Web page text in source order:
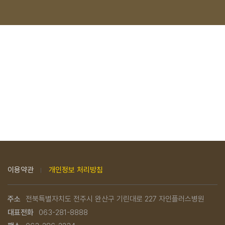
이용약관 개인정보 처리방침
주소
전북특별자치도 전주시 완산구 기린대로 227 자인플러스병원
대표전화
063-281-8888